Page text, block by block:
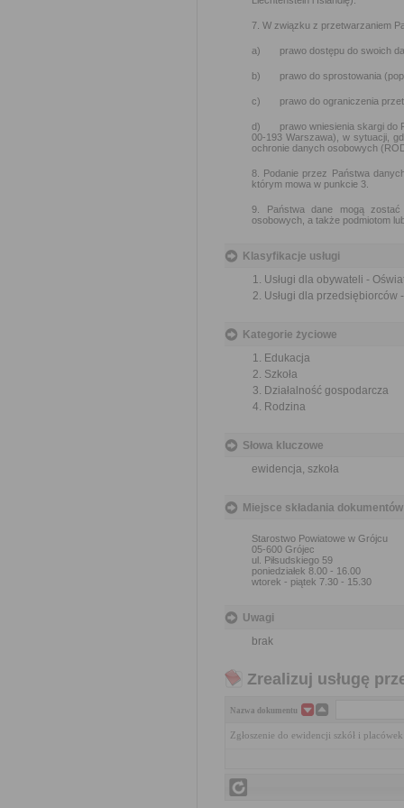
7. W związku z przetwarzaniem
a) prawo dostępu do swoich
b) prawo do sprostowania
c) prawo do ograniczenia
d) prawo wniesienia skargi do
00-193 Warszawa), w sytuacji,
ochronie danych osobowych
8. Podanie przez Państwa
którym mowa w punkcie 3.
9. Państwa dane mogą zostać
osobowych, a także podmiotom
Klasyfikacje usługi
Usługi dla obywateli -
Usługi dla przedsiębiorców
Kategorie życiowe
Edukacja
Szkoła
Działalność gospodarcza
Rodzina
Słowa kluczowe
ewidencja, szkoła
Miejsce składania dokumentów
Starostwo Powiatowe w Grójcu
05-600 Grójec
ul. Piłsudskiego 59
poniedziałek 8.00 - 16.00
wtorek - piątek 7.30 - 15.30
Uwagi
brak
Zrealizuj usługę
Nazwa dokumentu
Zgłoszenie do ewidencji szkół i